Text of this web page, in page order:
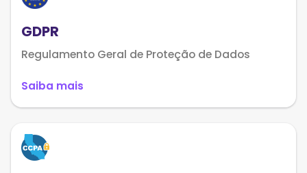
GDPR
Regulamento Geral de Proteção de Dados
Saiba mais